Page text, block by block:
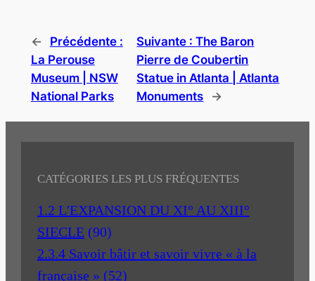
←
Précédente :
La Perouse
Museum | NSW
National Parks
Suivante :The Baron
Pierre de Coubertin
Statue in Atlanta | Atlanta
Monuments
→
CATÉGORIES LES PLUS FRÉQUENTES
1.2 L'EXPANSION DU XI° AU XIII°
SIECLE (90)
2.3.4 Savoir bâtir et savoir vivre « à la
française » (52)